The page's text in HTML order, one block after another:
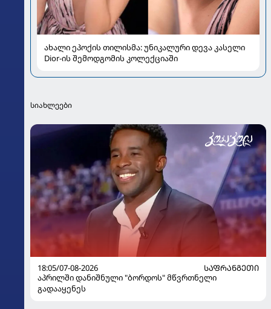
ახალი ეპოქის თილისმა: უნიკალური დევა კასელი
Dior-ის შემოდგომის კოლექციაში
სიახლეები
18:05/07-08-2026
ᲡᲐᲤᲠᲐᲜᲒᲔᲗᲘ
აპრილში დანიშნული "ბორდოს" მწვრთნელი
გადააყენეს